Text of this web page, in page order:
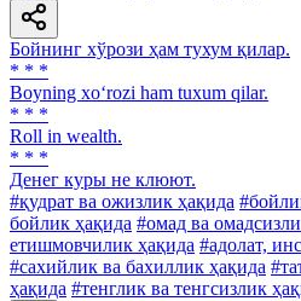
Бойнинг хўрози ҳам тухум қилар.
* * *
Boyning xo‘rozi ham tuxum qilar.
* * *
Roll in wealth.
* * *
Денег куры не клюют.
#қудрат ва ожизлик ҳақида
бойлик ҳақида #омад ва
етишмовчилик ҳақида #адолат,
#сахийлик ва бахиллик ҳақида
ҳақида #тенглик ва тенгсизлик